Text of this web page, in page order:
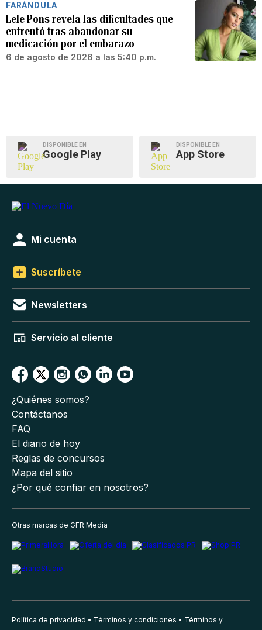
FARÁNDULA
Lele Pons revela las dificultades que
enfrentó tras abandonar su
medicación por el embarazo
6 de agosto de 2026 a las 5:40 p.m.
DISPONIBLE EN
Google Play
DISPONIBLE EN
App Store
Mi cuenta
Suscríbete
Newsletters
Servicio al cliente
¿Quiénes somos?
Contáctanos
FAQ
El diario de hoy
Reglas de concursos
Mapa del sitio
¿Por qué confiar en nosotros?
Otras marcas de GFR Media
Política de privacidad Términos y condiciones Términos y